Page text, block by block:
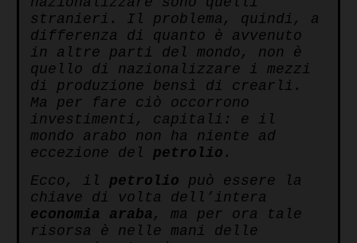
stranieri. Il problema, quindi, a
differenza di quanto è avvenuto
in altre parti del mondo, non è
quello di nazionalizzare i mezzi
di produzione bensì di crearli.
Ma per fare ciò occorrono
investimenti, capitali: e il
mondo arabo non ha niente ad
eccezione del petrolio .
Ecco, il petrolio può essere la
chiave di volta dell’intera
economia
araba , ma per ora tale
risorsa è nelle mani delle